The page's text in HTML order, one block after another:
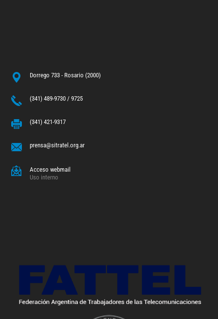
Dorrego 733 - Rosario (2000)
(341) 489-9730 / 9725
(341) 421-9317
prensa@sitratel.org.ar
Acceso webmail
Uso interno